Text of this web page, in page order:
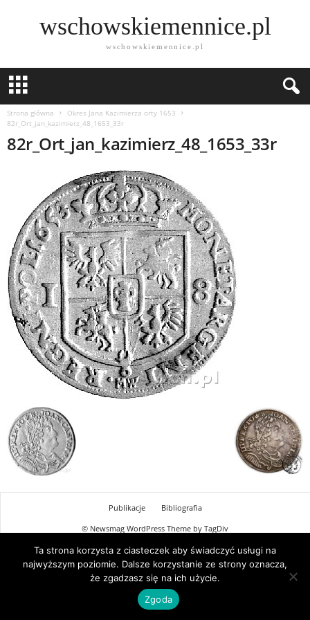
wschowskiemennice.pl
wschowskiemennice.pl
Strona główna
Okres Jana Kazimierza orty 1653
82r_Ort_jan_kazimierz_48_1653_33r
82r_Ort_jan_kazimierz_48_1653_33r
Publikacje
Bibliografia
© Newsmag WordPress Theme by TagDiv
Ta strona korzysta z ciasteczek aby świadczyć usługi na
najwyższym poziomie. Dalsze korzystanie ze strony oznacza,
że zgadzasz się na ich użycie.
Zgoda